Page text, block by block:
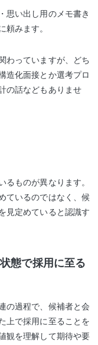
思い出し用のメモ書き
みます。
わっていますが、どち
造化面接とか選考プロ
の話などもありませ
ものが異なります。
ているのではなく、候
見定めていると認識す
態で採用に至る
の過程で、候補者と会
上で採用に至ることを
観を理解して期待や要